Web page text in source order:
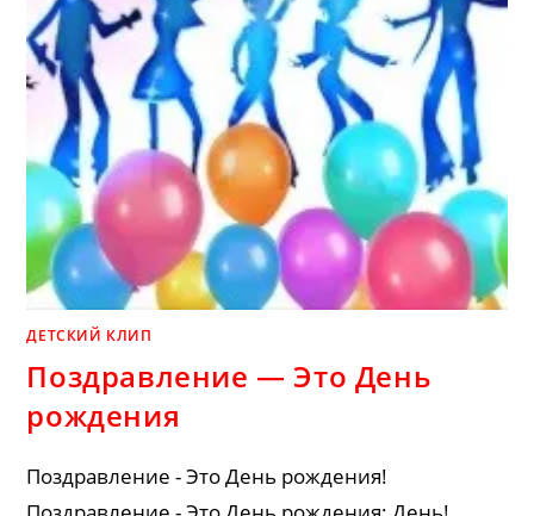
ДЕТСКИЙ КЛИП
Поздравление — Это День
рождения
Поздравление - Это День рождения!